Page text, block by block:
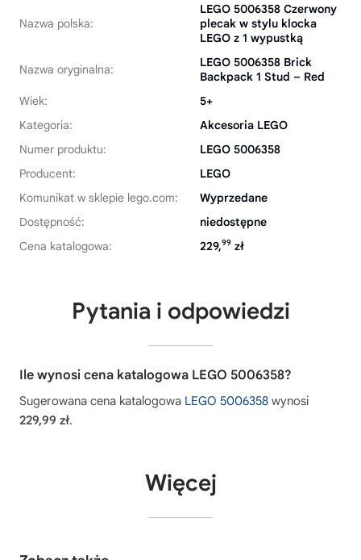
Nazwa polska:
LEGO 5006358 Czerwony
plecak w stylu klocka
LEGO z 1 wypustką
Nazwa oryginalna:
LEGO 5006358 Brick
Backpack 1 Stud – Red
Wiek:
5+
Kategoria:
Akcesoria LEGO
Numer produktu:
LEGO 5006358
Producent:
LEGO
Komunikat w sklepie lego.com:
Wyprzedane
Dostępność:
niedostępne
Cena katalogowa:
229,99 zł
Pytania i odpowiedzi
Ile wynosi cena katalogowa LEGO 5006358?
Sugerowana cena katalogowa LEGO 5006358 wynosi
229,99 zł.
Więcej